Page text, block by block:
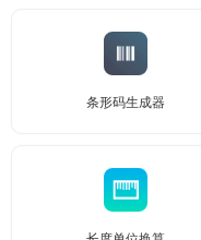
条形码生成器